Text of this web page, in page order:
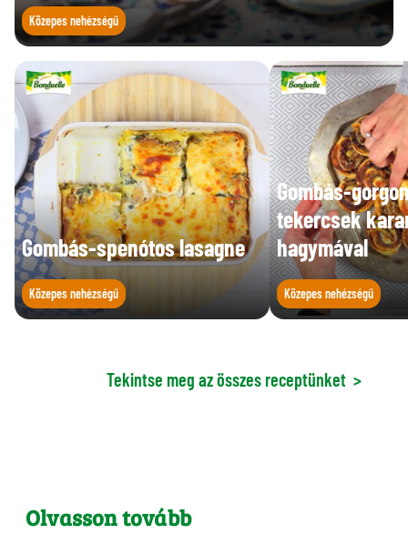
Közepes nehézségű
Gombás-spenótos lasagne
Közepes nehézségű
Gombás-
tekercsek
hagymával
Közepes nehézségű
Tekintse meg az összes receptünket >
Olvasson tovább